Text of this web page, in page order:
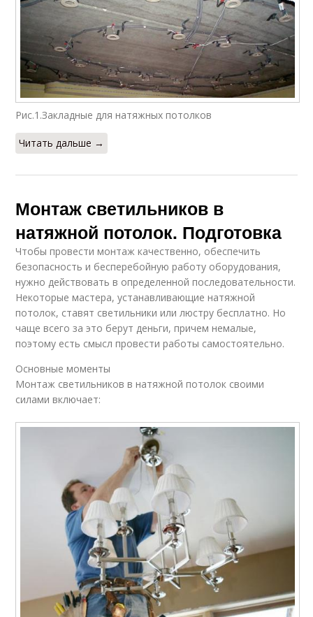
Рис.1.Закладные для натяжных потолков
Читать дальше →
Монтаж светильников в
натяжной потолок. Подготовка
Чтобы провести монтаж качественно, обеспечить
безопасность и бесперебойную работу оборудования,
нужно действовать в определенной последовательности.
Некоторые мастера, устанавливающие натяжной
потолок, ставят светильники или люстру бесплатно. Но
чаще всего за это берут деньги, причем немалые,
поэтому есть смысл провести работы самостоятельно.
Основные моменты
Монтаж светильников в натяжной потолок своими
силами включает: